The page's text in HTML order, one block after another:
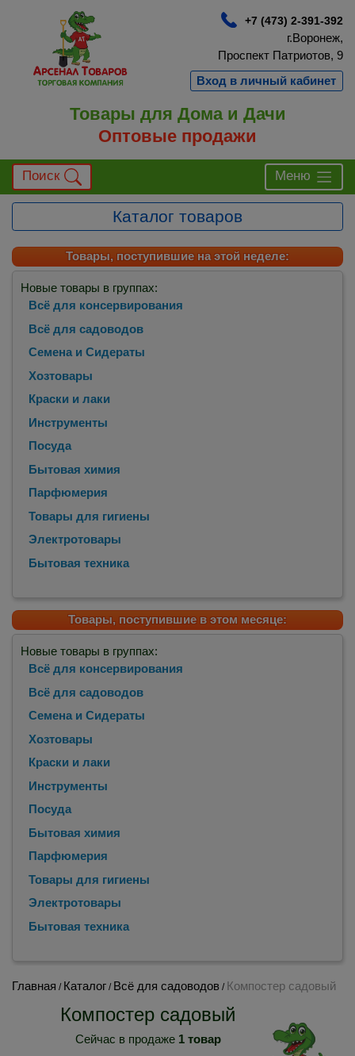
+7 (473) 2-391-392
г.Воронеж,
Проспект Патриотов, 9
Вход в личный кабинет
Товары для Дома и Дачи
Оптовые продажи
Поиск Меню
Каталог товаров
Товары, поступившие на этой неделе:
Новые товары в группах:
Всё для консервирования
Всё для садоводов
Семена и Сидераты
Хозтовары
Краски и лаки
Инструменты
Посуда
Бытовая химия
Парфюмерия
Товары для гигиены
Электротовары
Бытовая техника
Товары, поступившие в этом месяце:
Новые товары в группах:
Всё для консервирования
Всё для садоводов
Семена и Сидераты
Хозтовары
Краски и лаки
Инструменты
Посуда
Бытовая химия
Парфюмерия
Товары для гигиены
Электротовары
Бытовая техника
Главная / Каталог / Всё для садоводов / Компостер садовый
Компостер садовый
Сейчас в продаже 1 товар